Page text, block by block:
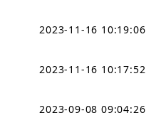
2023-11-16 10:19:06
2023-11-16 10:17:52
2023-09-08 09:04:26